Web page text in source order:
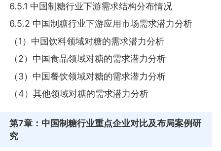
6.5.1 中国制糖行业下游需求结构分布情况
6.5.2 中国制糖行业下游应用市场需求潜力分析
（1）中国饮料领域对糖的需求潜力分析
（2）中国食品领域对糖的需求潜力分析
（3）中国餐饮领域对糖的需求潜力分析
（4）其他领域对糖的需求潜力分析
第7章 ：中国制糖行业重点企业对比及布局案例研
究